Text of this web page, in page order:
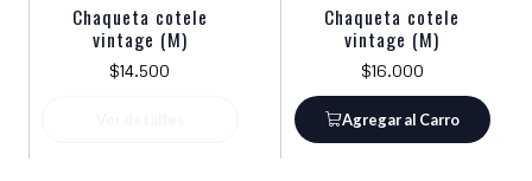
Chaqueta cotele
vintage (M)
$14.500
Chaqueta cotele
vintage (M)
$16.000
Agregar al Carro